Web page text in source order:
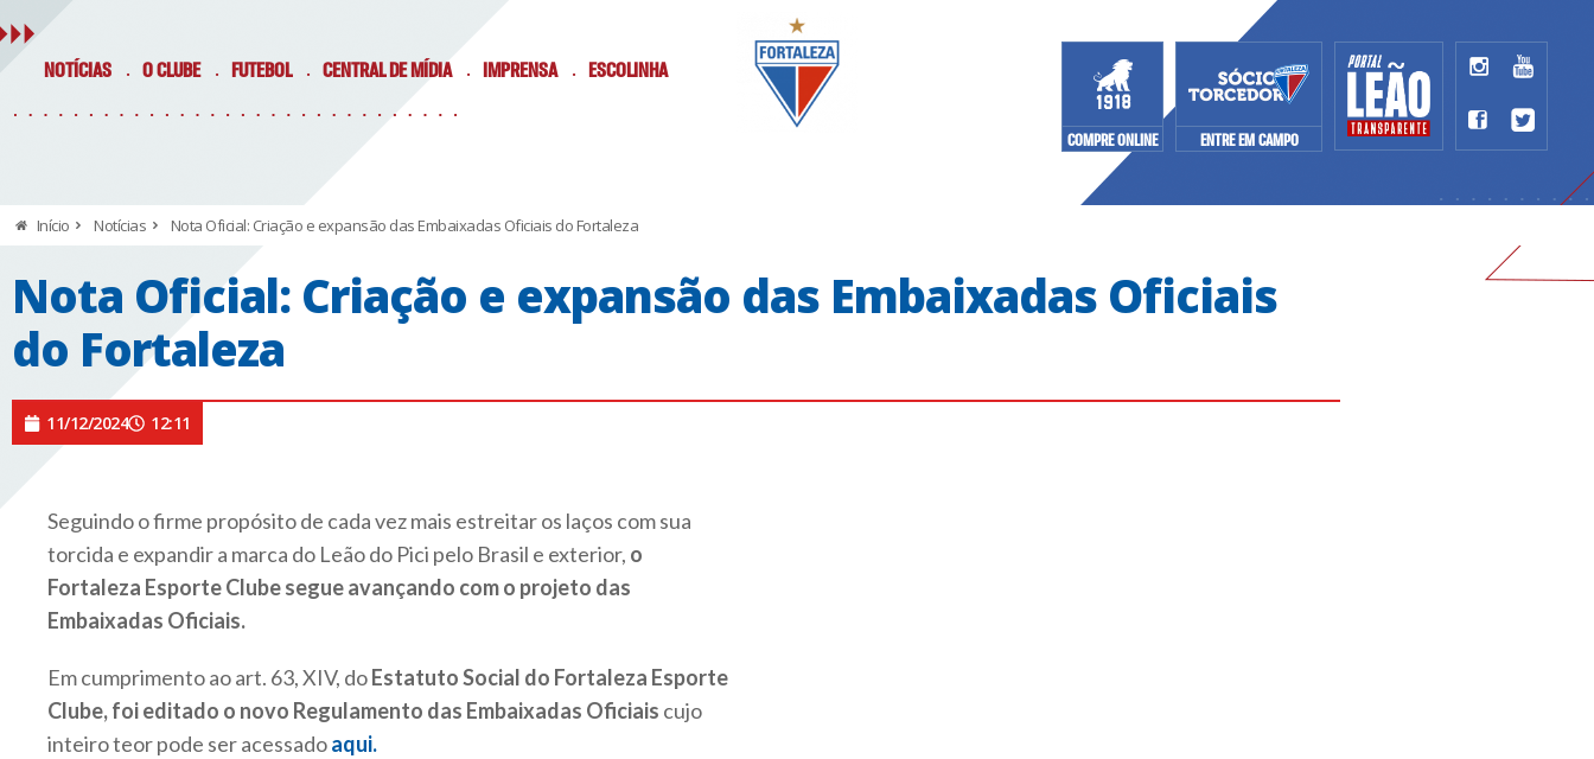
NOTÍCIAS O CLUBE FUTEBOL CENTRAL DE MÍDIA IMPRENSA ESCOLINHA
COMPRE ONLINE ENTRE EM CAMPO
Início Notícias Nota Oficial: Criação e expansão das Embaixadas Oficiais do Fortaleza
Nota Oficial: Criação e expansão das Embaixadas Oficiais
do Fortaleza
11/12/2024 12:11
Seguindo o firme propósito de cada vez mais estreitar os laços com sua
torcida e expandir a marca do Leão do Pici pelo Brasil e exterior, o
Fortaleza Esporte Clube segue avançando com o projeto das
Embaixadas Oficiais.
Em cumprimento ao art. 63, XIV, doEstatuto Social do Fortaleza Esporte
Clube, foi editado o novo Regulamento das Embaixadas Oficiais cujo
inteiro teor pode ser acessadoaqui.